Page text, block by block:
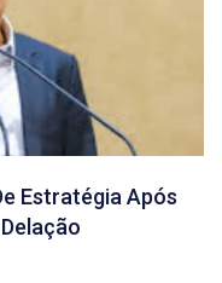
Estratégia Após